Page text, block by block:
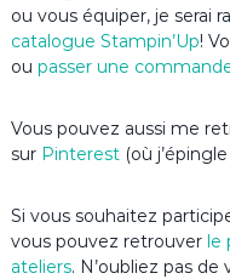
ou vous équiper, je serai
catalogue Stampin’Up!
ou passer une
Vous pouvez aussi me
sur Pinterest (où
Si vous souhaitez
vous pouvez retrouverle
ateliers. N’oubliez pas de